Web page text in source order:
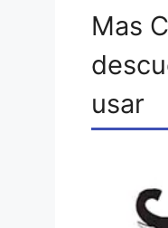
Mas
usar